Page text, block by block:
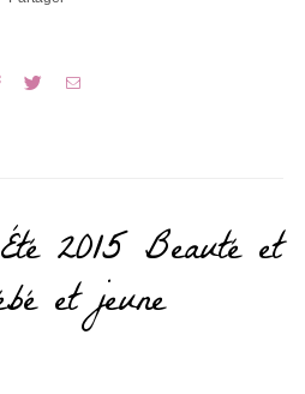
2015 Beauté et
et jeune